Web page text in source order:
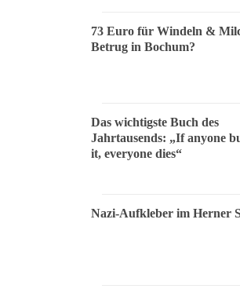
73 Euro für Windeln &
Betrug in Bochum?
Das wichtigste Buch des
Jahrtausends: „If anyone
it, everyone dies“
Nazi-Aufkleber im Herner